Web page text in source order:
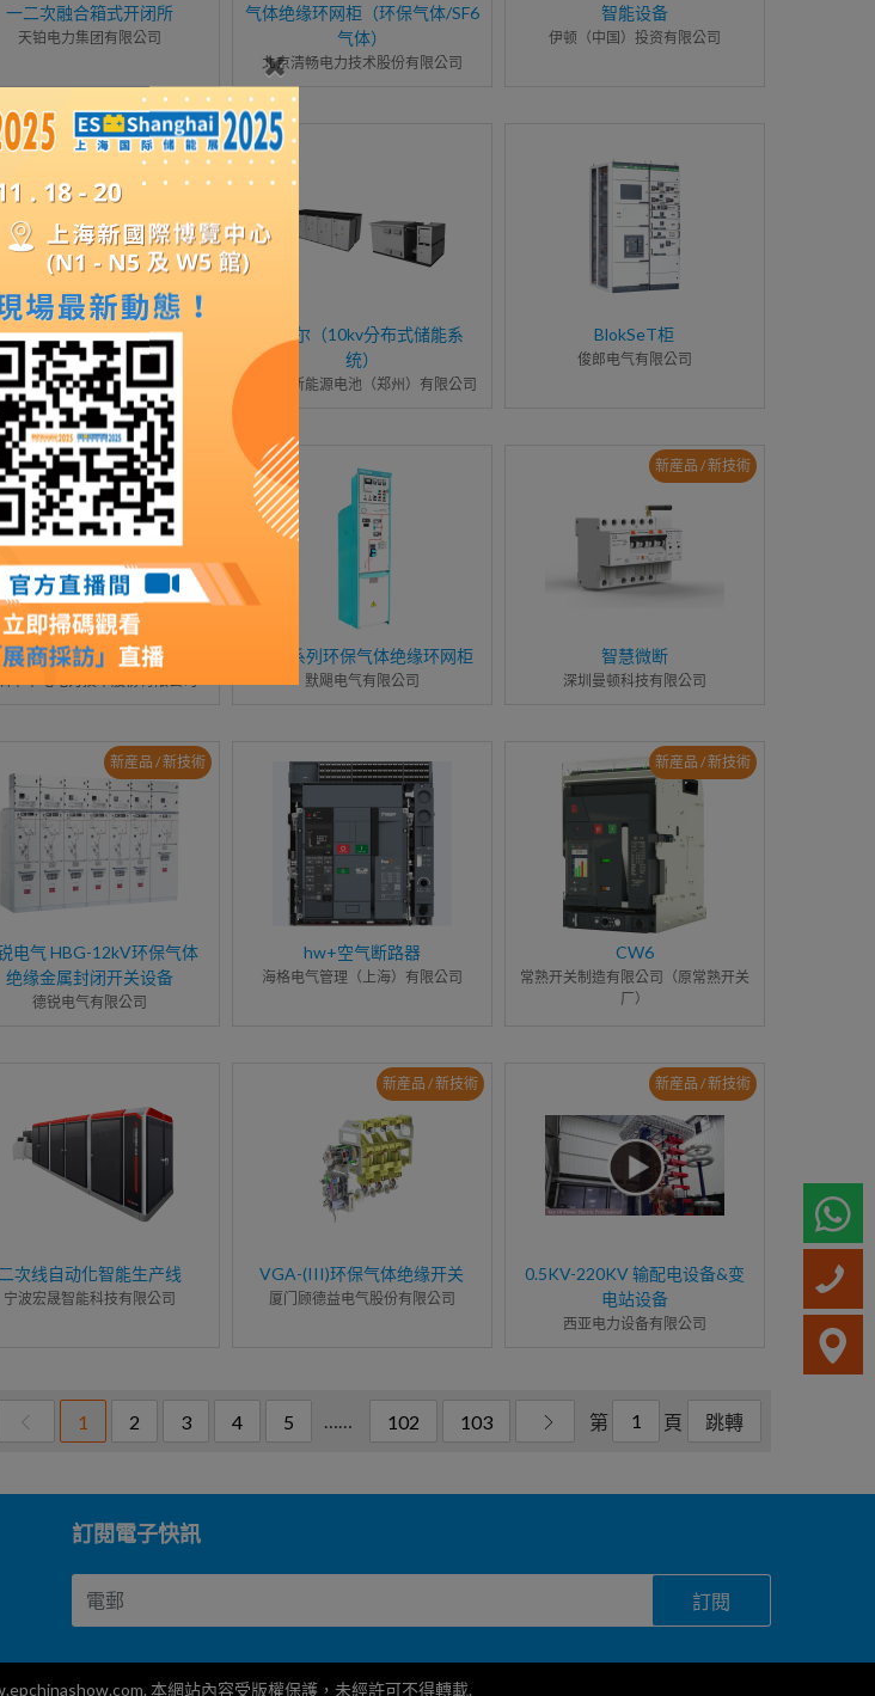
一二次融合箱式开闭所
天铂电力集团有限公司
气体绝缘环网柜（环保气体/SF6
气体）
北京清畅电力技术股份有限公司
智能设备
伊顿（中国）投资有限公司
气体绝缘金属封闭开关设备
江苏洛凯机电股份有限公司
汪达尔（10kv分布式储能系
统）
富士康新能源电池（郑州）有限公司
BlokSeT柜
俊郎电气有限公司
源网荷储一体化调度平台 MGA系列环保气体绝缘环网柜
默飓电气有限公司
新産品 / 新技術
智慧微断
深圳曼顿科技有限公司
新産品 / 新技術
电气 HBG-12kV环保气体
绝缘金属封闭开关设备
德锐电气有限公司
hw+空气断路器
海格电气管理（上海）有限公司
新産品 / 新技術
CW6
常熟开关制造有限公司（原常熟开关
厂）
二次线自动化智能生产线
宁波宏晟智能科技有限公司
新産品 / 新技術
VGA-(III)环保气体绝缘开关
厦门顾德益电气股份有限公司
新産品 / 新技術
0.5KV-220KV 输配电设备&变
电站设备
西亚电力设备有限公司
1 2 3 4 5 …… 102 103 第 頁 跳轉
訂閱電子快訊
訂閱
本網站內容受版權保護，未經許可不得轉載.